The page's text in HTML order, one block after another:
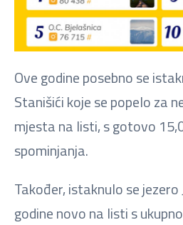
Ove godine posebno se
Stanišići koje se popelo za
mjesta na listi, s gotovo
spominjanja.
Također, istaknulo se
godine novo na listi s